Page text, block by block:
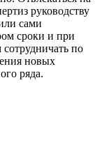
руководству
сами
сроки и при
по
новых
ряда.